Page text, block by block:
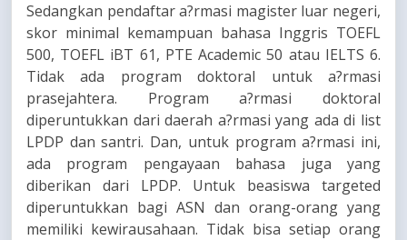
Sedangkan pendaftar a?rmasi magister luar negeri,
skor minimal kemampuan bahasa Inggris TOEFL
500, TOEFL iBT 61, PTE Academic 50 atau IELTS 6.
Tidak ada program doktoral untuk a?rmasi
prasejahtera. Program a?rmasi doktoral
diperuntukkan dari daerah a?rmasi yang ada di list
LPDP dan santri. Dan, untuk program a?rmasi ini,
ada program pengayaan bahasa juga yang
diberikan dari LPDP. Untuk beasiswa targeted
diperuntukkan bagi ASN dan orang-orang yang
memiliki kewirausahaan. Tidak bisa setiap orang